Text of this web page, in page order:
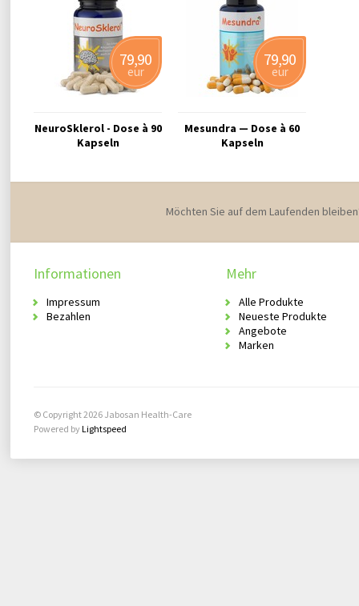
79,90
eur
NeuroSklerol - Dose à 90
Kapseln
79,90
eur
Mesundra — Dose à 60
Kapseln
Möchten Sie auf dem Laufenden
Informationen
Impressum
Bezahlen
Mehr
Alle Produkte
Neueste Produkte
Angebote
Marken
© Copyright 2026 Jabosan Health-Care
Powered byLightspeed